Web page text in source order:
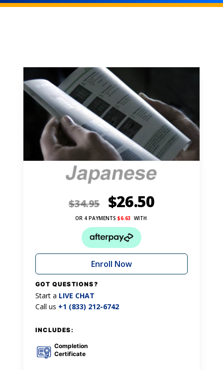
$34.95 $26.50
OR 4 PAYMENTS $6.63 WITH
Enroll Now
GOT QUESTIONS?
Start a LIVE CHAT
Call us +1 (833) 212-6742
INCLUDES:
Completion
Certificate